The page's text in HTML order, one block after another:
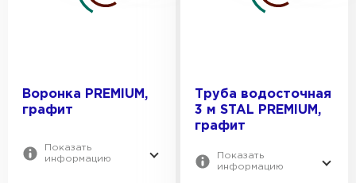
Воронка PREMIUM,
графит
Показать
информацию
Труба водосточная
3 м STAL PREMIUM,
графит
Показать
информацию